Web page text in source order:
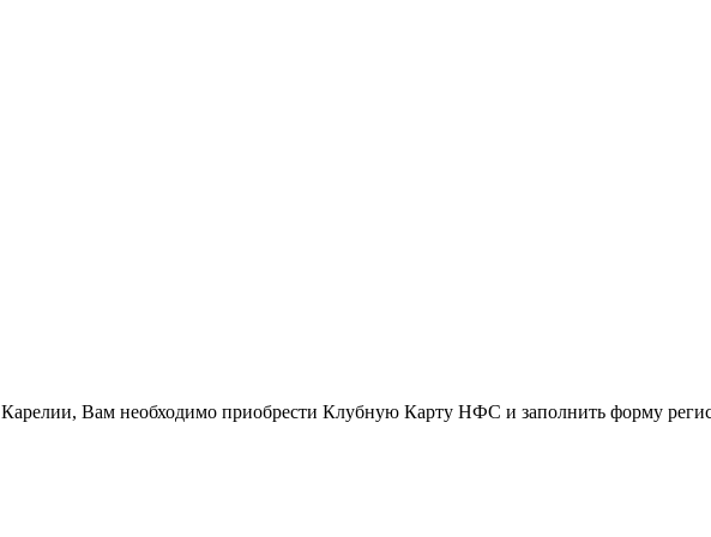
Вам необходимо приобрести Клубную Карту НФС и заполнить форму